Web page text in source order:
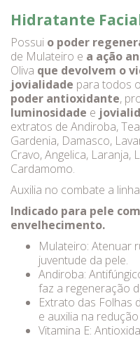
Hidratante
Possui o poder
de Mulateiro e a ação
Oliva que devolvem o
jovialidade para todos
poder antioxidante,
luminosidade e
extratos de Andiroba,
Gardenia, Damasco,
Cravo, Angelica, Laranja,
Cardamomo.
Auxilia no combate a
Indicado para pele
envelhecimento.
Mulateiro: Atenuar
juventude da pele.
Andiroba:
faz a regeneração
Extrato das Folhas
e auxilia na
Vitamina E: